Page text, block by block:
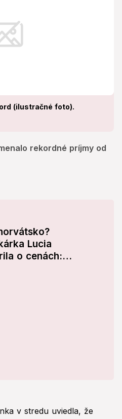
(ilustračné foto).
rekordné príjmy od
Lucia
o cenách:
v stredu uviedla, že